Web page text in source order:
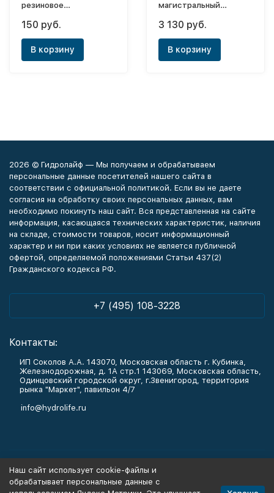
резиновое
корпусов серии ББ
150 руб.
В корзину
магистральный
3 130 руб.
В корзину
2026 © Гидролайф — Мы получаем и обрабатываем
персональные данные посетителей нашего сайта в
соответствии с официальной политикой. Если вы не даете
согласия на обработку своих персональных данных, вам
необходимо покинуть наш сайт. Вся представленная на сайте
информация, касающаяся технических характеристик, наличия
на складе, стоимости товаров, носит информационный
характер и ни при каких условиях не является публичной
офертой, определяемой положениями Статьи 437(2)
Гражданского кодекса РФ.
+7 (495) 108-3228
Контакты:
ИП Соколов А.А. 143070, Московская область г. Кубинка,
Железнодорожная, д. 1А стр.1 143069, Московская область,
Одинцовский городской округ, г.Звенигород, территория
рынка "Маркет", павильон 4/7
info@hydrolife.ru
Наш сайт использует cookie-файлы и
обрабатывает персональные данные с